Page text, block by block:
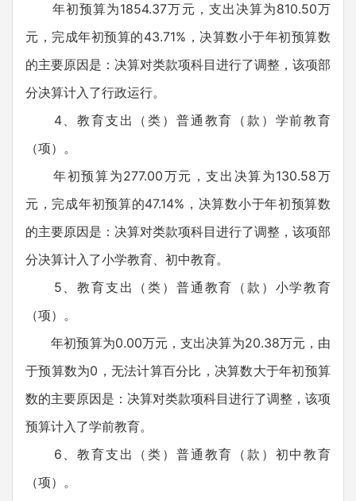
年初预算为1854.37万元，支出决算为810.50万
元，完成年初预算的43.71%，决算数小于年初预算数
的主要原因是：决算对类款项科目进行了调整，该项部
分决算计入了行政运行。
4、教育支出（类）普通教育（款）学前教育
（项）。
年初预算为277.00万元，支出决算为130.58万
元，完成年初预算的47.14%，决算数小于年初预算数
的主要原因是：决算对类款项科目进行了调整，该项部
分决算计入了小学教育、初中教育。
5、教育支出（类）普通教育（款）小学教育
（项）。
年初预算为0.00万元，支出决算为20.38万元，由
于预算数为0，无法计算百分比，决算数大于年初预算
数的主要原因是：决算对类款项科目进行了调整，该项
预算计入了学前教育。
6、教育支出（类）普通教育（款）初中教育
（项）。